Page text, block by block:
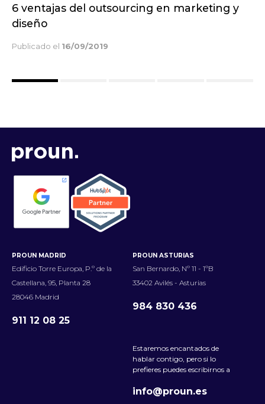
8 Estrategias de marketing de contenidos
para startups
Publicado el25/11/2019
PROUN MADRID
Edificio Torre Europa, P.º de la
Castellana, 95, Planta 28
28046 Madrid
911 12 08 25
PROUN ASTURIAS
San Bernardo, Nº 11 - 1ºB
33402 Avilés - Asturias
984 830 436
Estaremos encantados de
hablar contigo, pero si lo
prefieres puedes escribirnos a
info@proun.es